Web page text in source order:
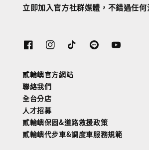
立即加入官方社群媒體，不錯過任何
貳輪嶼官方網站
聯絡我們
全台分店
人才招募
貳輪嶼保固&道路救援政策
貳輪嶼代步車&調度車服務規範